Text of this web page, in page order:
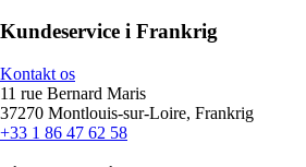
Kundeservice i Frankrig
Kontakt os
11 rue Bernard Maris
37270 Montlouis-sur-Loire, Frankrig
+33 1 86 47 62 58